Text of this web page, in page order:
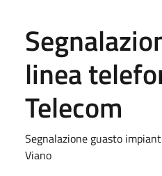
linea
Telecom
Segnalazione guasto
Viano